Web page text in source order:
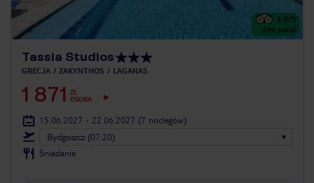
3.9/5
296 opinii
Tassia Studios
GRECJA ZAKYNTHOS LAGANAS
1 871
ZŁ
OSOBA
15.06.2027 - 22.06.2027 (7 noclegów)
Bydgoszcz (07:20)
Śniadanie